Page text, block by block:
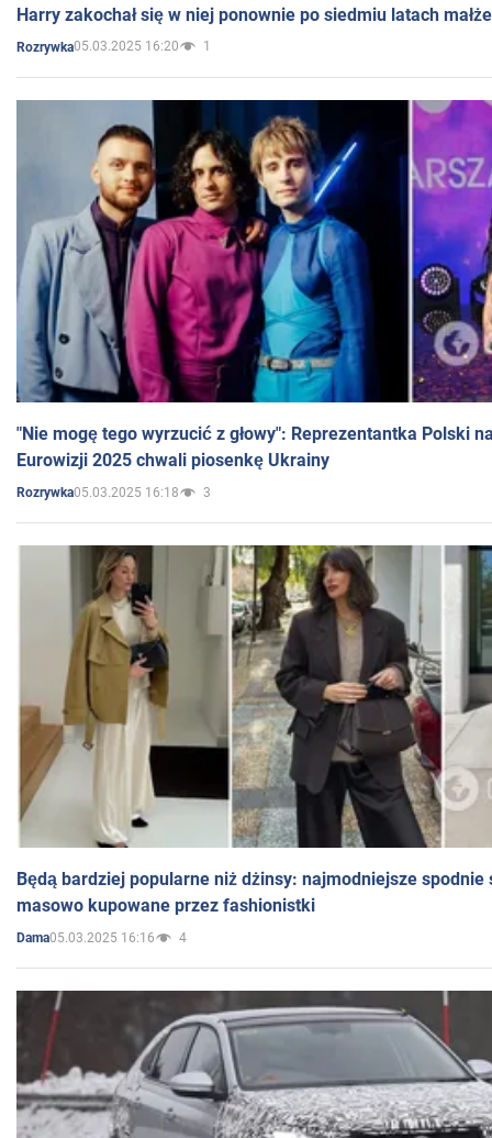
Harry zakochał się w niej ponownie po siedmiu latach
Rozrywka05.03.2025 16:20 1
"Nie mogę tego wyrzucić z głowy": Reprezentantka Polski
Eurowizji 2025 chwali piosenkę Ukrainy
Rozrywka05.03.2025 16:18 3
Będą bardziej popularne niż dżinsy: najmodniejsze spodnie
masowo kupowane przez fashionistki
Dama05.03.2025 16:16 4